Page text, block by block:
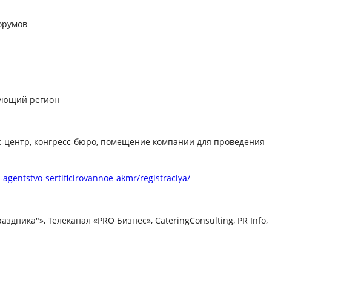
регион
конгресс-бюро, помещение компании для проведения
sertificirovannoe-akmr/registraciya/
Телеканал «PRO Бизнес», CateringConsulting, PR Info,